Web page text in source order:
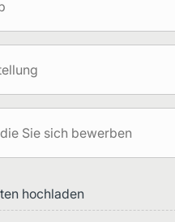
hochladen